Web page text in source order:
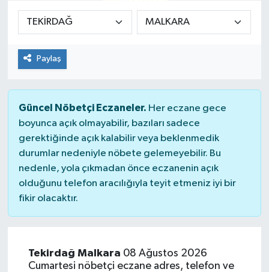
Paylaş
Güncel Nöbetçi Eczaneler. Her eczane gece
boyunca açık olmayabilir, bazıları sadece
gerektiğinde açık kalabilir veya beklenmedik
durumlar nedeniyle nöbete gelemeyebilir. Bu
nedenle, yola çıkmadan önce eczanenin açık
olduğunu telefon aracılığıyla teyit etmeniz iyi bir
fikir olacaktır.
Tekirdağ Malkara 08 Ağustos 2026
Cumartesi nöbetçi eczane adres, telefon ve
Manşet Haberi